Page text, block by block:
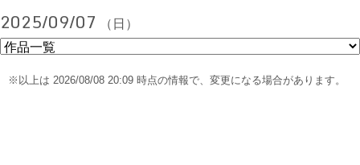
2025/09/07 （日）
※以上は 2026/08/08 20:09 時点の情報で、変更になる場合があります。